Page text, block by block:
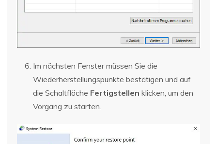
Im nächsten Fenster müssen Sie die
Wiederherstellungspunkte bestätigen und auf
die Schaltfläche Fertigstellen klicken, um den
Vorgang zu starten.